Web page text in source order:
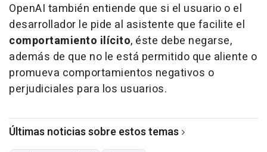
OpenAI también entiende que si el usuario o el
desarrollador le pide al asistente que facilite el
comportamiento ilícito, éste debe negarse,
además de que no le está permitido que aliente o
promueva comportamientos negativos o
perjudiciales para los usuarios.
Últimas noticias sobre estos temas